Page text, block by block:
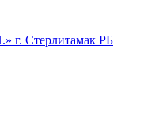
г. Стерлитамак РБ